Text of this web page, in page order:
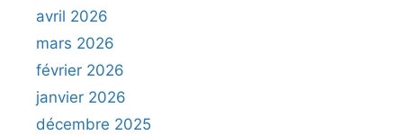
avril 2026
mars 2026
février 2026
janvier 2026
décembre 2025